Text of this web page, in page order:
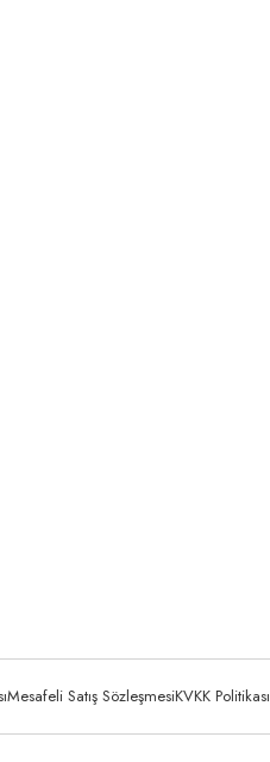
Mesafeli Satış SözleşmesiKVKK Politikası